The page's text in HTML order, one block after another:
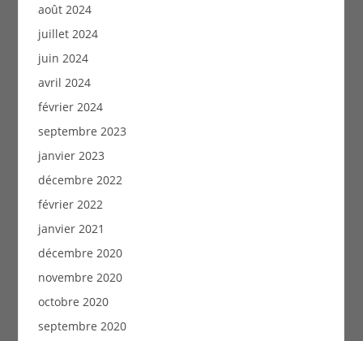
août 2024
juillet 2024
juin 2024
avril 2024
février 2024
septembre 2023
janvier 2023
décembre 2022
février 2022
janvier 2021
décembre 2020
novembre 2020
octobre 2020
septembre 2020